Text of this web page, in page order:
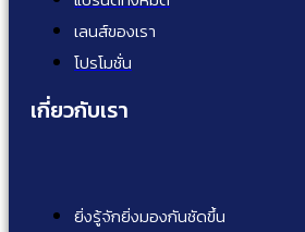
เลนส์ของเรา
โปรโมชั่น
เกี่ยวกับเรา
ยิ่งรู้จักยิ่งมองกันชัดขึ้น